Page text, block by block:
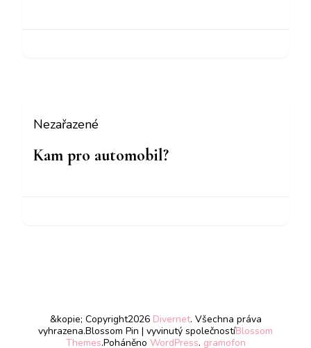
Nezařazené
Kam pro automobil?
&kopie; Copyright2026 Divernet. Všechna práva
vyhrazena.Blossom Pin | vyvinutý společnostíBlossom
Themes.Poháněno WordPress. gramofon